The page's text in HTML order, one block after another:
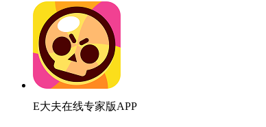
E大夫在线专家版APP